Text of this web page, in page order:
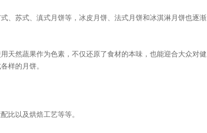
、苏式、滇式月饼等，冰皮月饼、法式月饼和冰淇淋月饼也逐
天然蔬果作为色素，不仅还原了食材的本味，也能迎合大众对
样的月饼。
比以及烘焙工艺等等。